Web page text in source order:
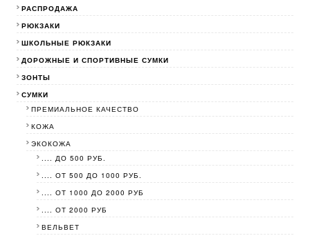
РАСПРОДАЖА
РЮКЗАКИ
ШКОЛЬНЫЕ РЮКЗАКИ
ДОРОЖНЫЕ И СПОРТИВНЫЕ СУМКИ
ЗОНТЫ
СУМКИ
ПРЕМИАЛЬНОЕ КАЧЕСТВО
КОЖА
ЭКОКОЖА
.... ДО 500 РУБ.
.... ОТ 500 ДО 1000 РУБ.
.... ОТ 1000 ДО 2000 РУБ
.... ОТ 2000 РУБ
ВЕЛЬВЕТ